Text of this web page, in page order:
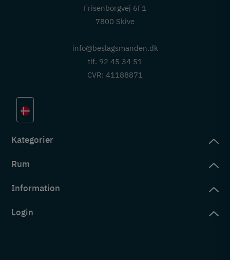
Frisenborgvej 6F1
7800 Skive
info@beslagsmanden.dk
tlf. 92 45 34 51
CVR: 41188871
Kategorier
Rum
Information
Login